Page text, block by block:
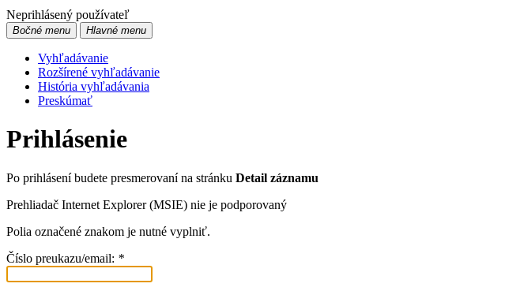
Neprihlásený používateľ
Bočné menu Hlavné menu
Vyhľadávanie
Rozšírené vyhľadávanie
História vyhľadávania
Preskúmať
Prihlásenie
Po prihlásení budete presmerovaní na stránku Detail záznamu
Prehliadač Internet Explorer (MSIE) nie je podporovaný
Polia označené znakom je nutné vyplniť.
Číslo preukazu/email: *